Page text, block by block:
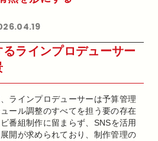
ラインプロデューサー
ラインプロデューサーは予算管理
ール調整のすべてを担う要の存在
番組制作に留まらず、SNSを活用
開が求められており、制作管理の